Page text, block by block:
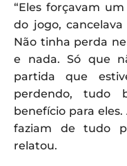
“Eles forçavam
do jogo,
Não tinha perda
e nada. Só que
partida que
perdendo, tudo
benefício para
faziam de tudo
relatou.